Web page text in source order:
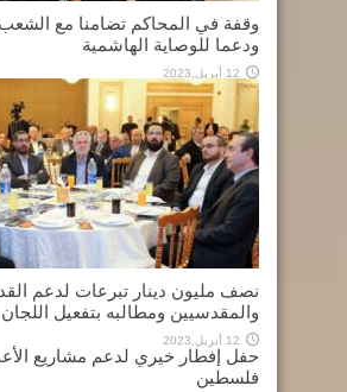
وقفة في المحاكم تضامنا مع
ودعما للوصاية الهاشمية
12 أبريل,2023
نصف مليون دينار تبرعات لدعم
والمقدسيين ومطالبه بتفعيل اللجان
12 أبريل,2023
حفل إفطار خيري لدعم مشاريع
فلسطين